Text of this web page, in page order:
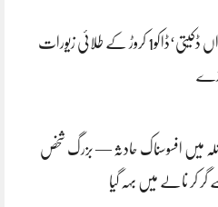
کلرسیداں ڈکیتی‘ڈاکو1 کروڑ کے طلائی زیورات
میں افسوسناک حادثہ — بزرگ شخص
گر کر نالے میں بہہ گیا